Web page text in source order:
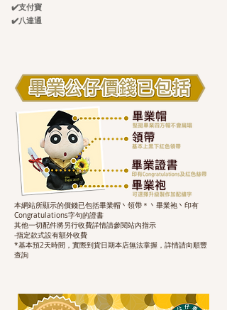
✔️支付寶
✔️八達通
本網站所顯示的價錢已包括畢業帽丶領帶＊丶畢業袍丶印有
Congratulations字句的證書
其他一切配件將另行收費詳情請參閱站內指示
-指定款式設有額外收費
*基本預2天時間，實際到貨日期本店無法掌握，詳情請向順豐
查詢